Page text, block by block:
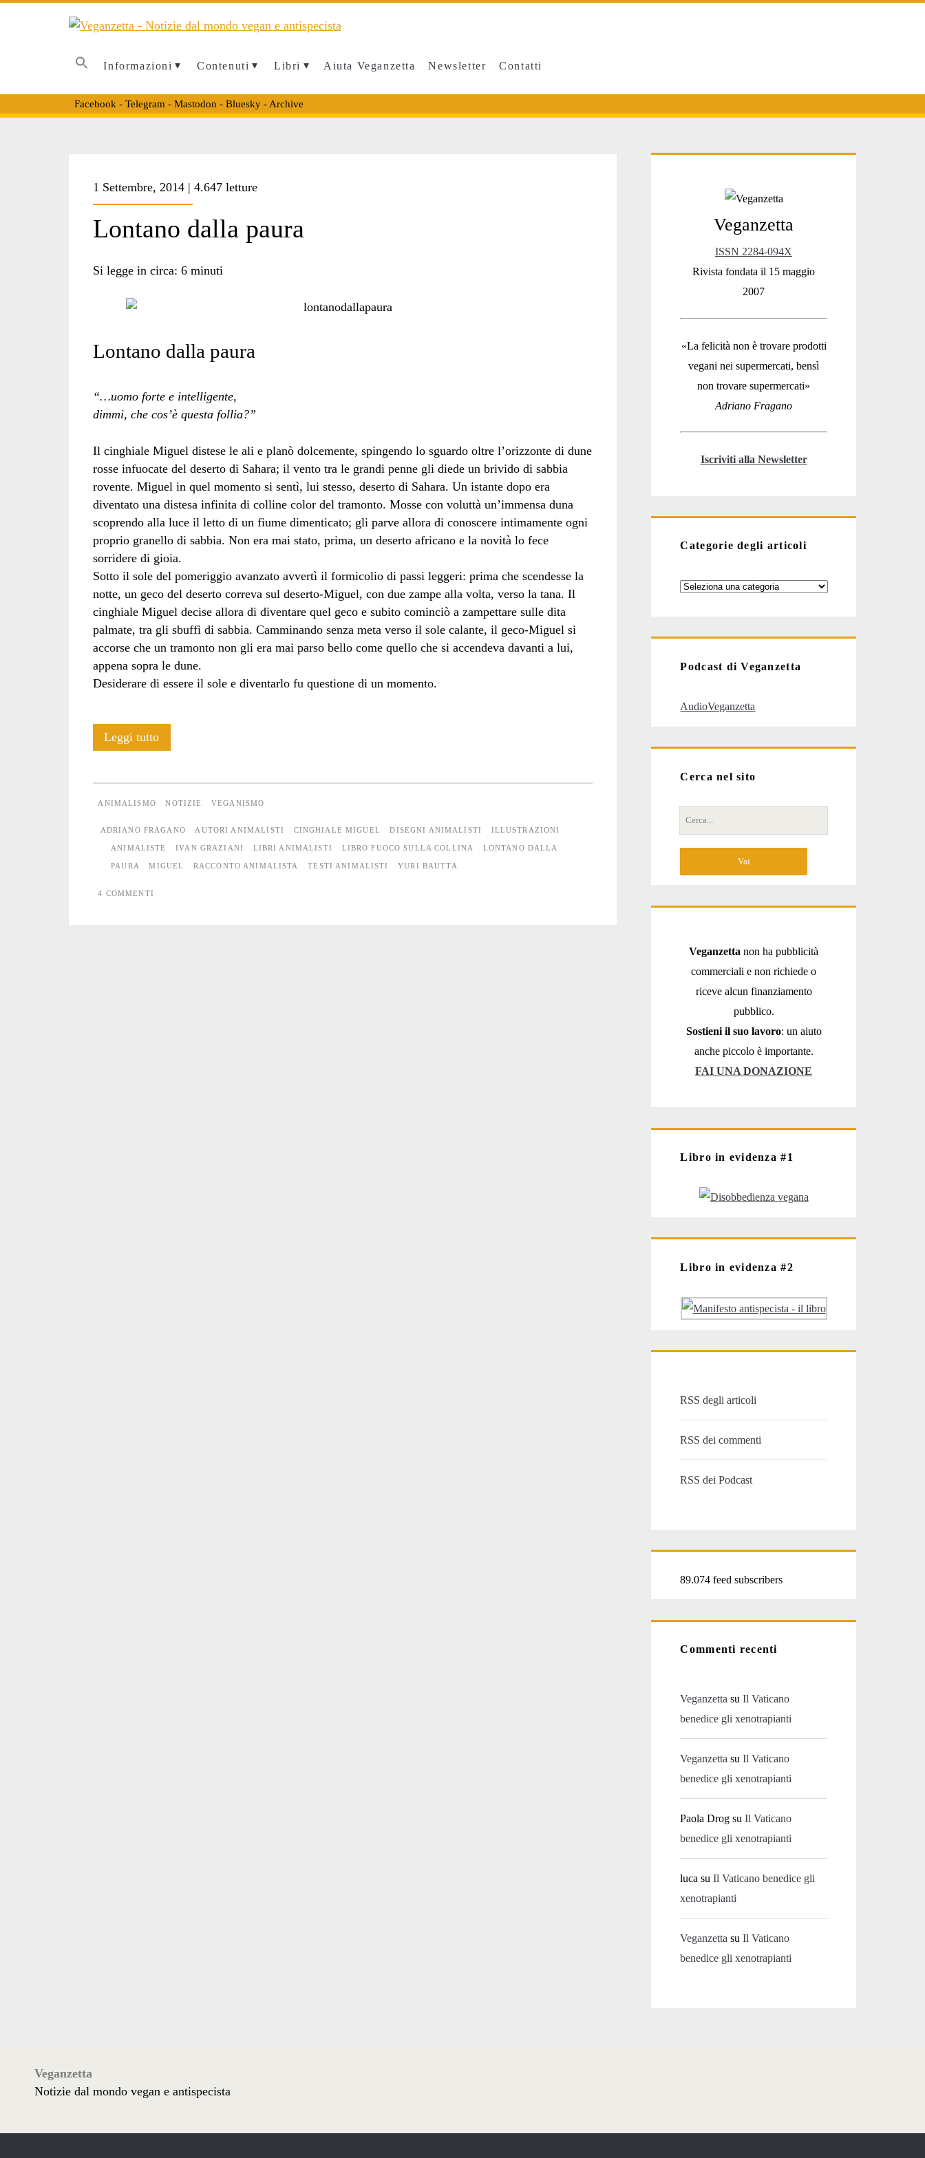
Informazioni Contenuti Libri Aiuta Veganzetta Newsletter Contatti
Facebook - Telegram - Mastodon - Bluesky- Archive
<span>libro
fuoco
sulla
collina</span>
1 Settembre, 2014 | 4.647 letture
Lontano dalla paura
Si legge in circa: 6 minuti
Lontano dalla paura
“…uomo forte e intelligente,
dimmi, che cos’è questa follia?”
Il cinghiale Miguel distese le ali e planò dolcemente, spingendo lo sguardo oltre l’orizzonte di dune
rosse infuocate del deserto di Sahara; il vento tra le grandi penne gli diede un brivido di sabbia
rovente. Miguel in quel momento si sentì, lui stesso, deserto di Sahara. Un istante dopo era
diventato una distesa infinita di colline color del tramonto. Mosse con voluttà un’immensa duna
scoprendo alla luce il letto di un fiume dimenticato; gli parve allora di conoscere intimamente ogni
proprio granello di sabbia. Non era mai stato, prima, un deserto africano e la novità lo fece
sorridere di gioia.
Sotto il sole del pomeriggio avanzato avvertì il formicolio di passi leggeri: prima che scendesse la
notte, un geco del deserto correva sul deserto-Miguel, con due zampe alla volta, verso la tana. Il
cinghiale Miguel decise allora di diventare quel geco e subito cominciò a zampettare sulle dita
palmate, tra gli sbuffi di sabbia. Camminando senza meta verso il sole calante, il geco-Miguel si
accorse che un tramonto non gli era mai parso bello come quello che si accendeva davanti a lui,
appena sopra le dune.
Desiderare di essere il sole e diventarlo fu questione di un momento.
Leggi tuttoLontano
ANIMALISMO NOTIZIE VEGANISMO
ADRIANO FRAGANO AUTORI ANIMALISTI CINGHIALE MIGUEL DISEGNI ANIMALISTI ILLUSTRAZIONI
ANIMALISTE IVAN GRAZIANI LIBRI ANIMALISTI LIBRO FUOCO SULLA COLLINA LONTANO DALLA
PAURA MIGUEL RACCONTO ANIMALISTA TESTI ANIMALISTI YURI BAUTTA
4 COMMENTI
Primary
Sidebar
Veganzetta
ISSN 2284-094X
Rivista fondata il 15 maggio
2007
«La felicità non è trovare prodotti
vegani nei supermercati, bensì
non trovare supermercati»
Adriano Fragano
Iscriviti alla Newsletter
Categorie degli articoli
Categorie
Podcast di Veganzetta
AudioVeganzetta
Cerca nel sito
Cerca
per:
Veganzetta non ha pubblicità
commerciali e non richiede o
riceve alcun finanziamento
pubblico.
Sostieni il suo lavoro: un aiuto
anche piccolo è importante.
FAI UNA DONAZIONE
Libro in evidenza #1
Libro in evidenza #2
RSS degli articoli
RSS dei commenti
RSS dei Podcast
89.074 feed subscribers
Commenti recenti
Veganzetta suIl Vaticano
benedice gli xenotrapianti
Veganzetta suIl Vaticano
benedice gli xenotrapianti
Paola Drog suIl Vaticano
benedice gli xenotrapianti
luca suIl Vaticano benedice gli
xenotrapianti
Veganzetta suIl Vaticano
benedice gli xenotrapianti
Veganzetta
Notizie dal mondo vegan e antispecista